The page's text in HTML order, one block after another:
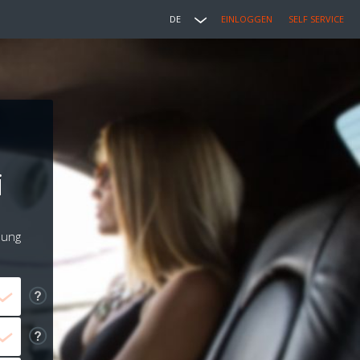
DE EINLOGGEN SELF SERVICE